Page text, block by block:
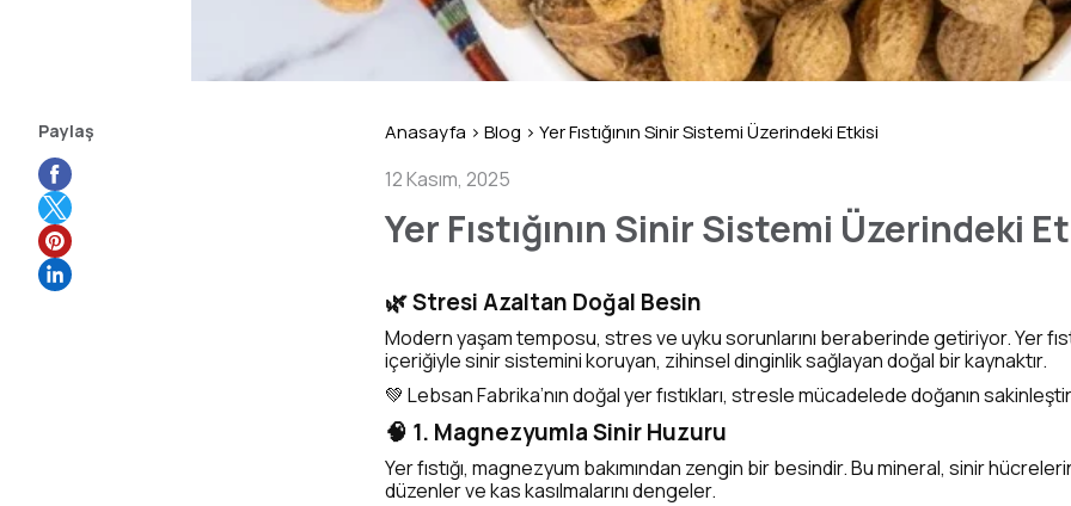
Paylaş Anasayfa > Blog > Yer Fıstığının Sinir Sistemi Üzerindeki Etkisi
12 Kasım, 2025
Yer Fıstığının Sinir Sistemi Üzerindeki
🌿 Stresi Azaltan Doğal Besin
Modern yaşam temposu, stres ve uyku sorunlarını beraberinde getiriyor. Yer
içeriğiyle sinir sistemini koruyan, zihinsel dinginlik sağlayan doğal bir kaynaktır.
💚 Lebsan Fabrika’nın doğal yer fıstıkları, stresle mücadelede doğanın
🧠 1. Magnezyumla Sinir Huzuru
Yer fıstığı, magnezyum bakımından zengin bir besindir. Bu mineral, sinir
düzenler ve kas kasılmalarını dengeler.